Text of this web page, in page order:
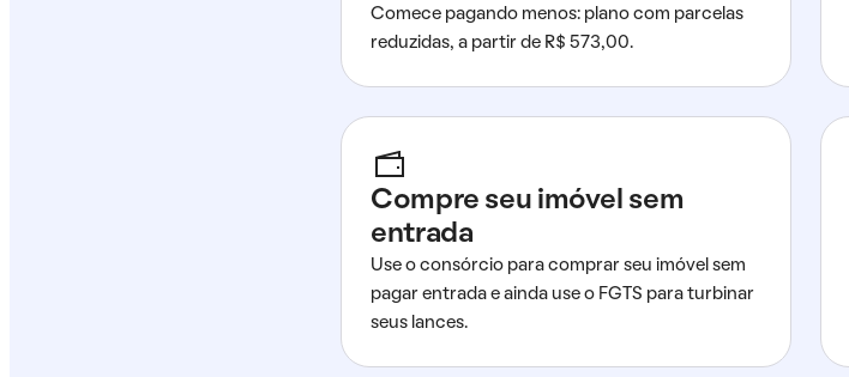
Comece pagando menos: plano com parcelas
reduzidas, a partir de R$ 573,00.
Compre seu imóvel sem
entrada
Use o consórcio para comprar seu imóvel sem
pagar entrada e ainda use o FGTS para turbinar
seus lances.